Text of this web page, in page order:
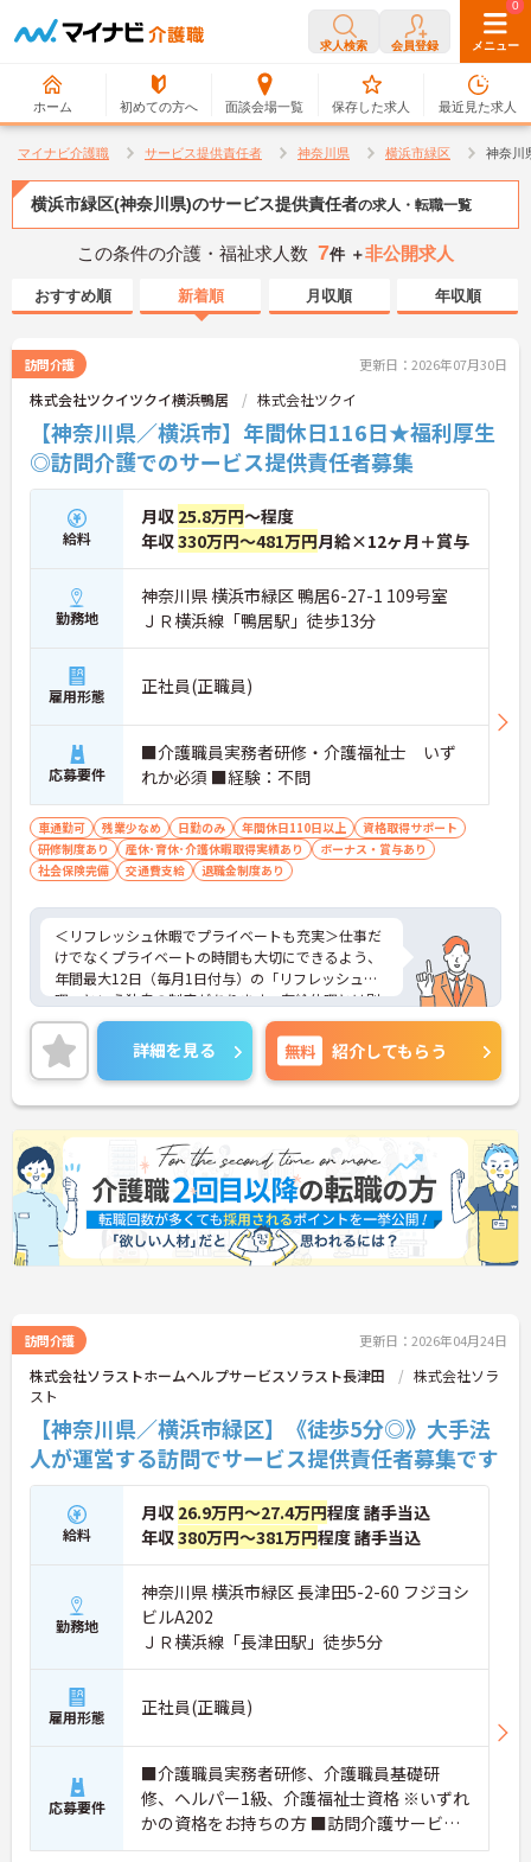
求人検索 会員登録 メニュー
ホーム 初めての方へ 面談会場一覧
0
保存した求人
0
最近見た求人
マイナビ介護職 サービス提供責任者 神奈川県 横浜市緑区 神奈川
横浜市緑区(神奈川県)のサービス提供責任者の求人・転職一覧
この条件の介護・福祉求人数 7件 ＋非公開求人
おすすめ順 新着順 月収順 年収順
訪問介護 更新日：2026年07月30日
株式会社ツクイツクイ横浜鴨居 株式会社ツクイ
【神奈川県／横浜市】年間休日116日★福利厚生
◎訪問介護でのサービス提供責任者募集
給料
月収 25.8万円～程度
年収330万円～481万円月給×12ヶ月＋賞与
勤務地
神奈川県 横浜市緑区 鴨居6-27-1 109号室
ＪＲ横浜線「鴨居駅」徒歩13分
雇用形態 正社員(正職員)
応募要件
■介護職員実務者研修・介護福祉士 いず
れか必須 ■経験：不問
車通勤可 残業少なめ 日勤のみ 年間休日110日以上
資格取得サポート
研修制度あり
産休･育休･介護休暇取得実績あり
ボーナス・賞与あり
社会保険完備
交通費支給 退職金制度あり
＜リフレッシュ休暇でプライベートも充実＞仕事だ
けでなくプライベートの時間も大切にできるよう、
年間最大12日（毎月1日付与）の「リフレッシュ休
暇」という独自の制度があります。有給休暇とは別
に付与されるため、これらを組み合わせて連休を取
得し、旅行や趣味を楽しむスタッフも多くいます。
また、残業は月平均10時間程度と少なめで、夜勤も
ないため、生活リズムを整えやすく、無理なく長く
働き続けられる環境です。
＜専門性を磨ける！「あたりまえの生活」を支える
プロへ＞サービス提供責任者として、お客様が望む
生活を実現するためにケアプランを調整し、ヘルパ
ーへの指示や連携を行う重要なポジションです。業
務効率化のために業務用スマホの貸与もあり、スム
ーズに業務を行えます。お客様の「あたりまえの日
常生活」を支えるプロフェッショナルとしてスキル
詳細を見る 無料 紹介してもらう
訪問介護 更新日：2026年04月24日
株式会社ソラストホームヘルプサービスソラスト長津田
株式会社ソラ
スト
【神奈川県／横浜市緑区】《徒歩5分◎》大手法
人が運営する訪問でサービス提供責任者募集です
給料
月収 26.9万円～27.4万円程度 諸手当込
年収380万円～381万円程度 諸手当込
勤務地
神奈川県 横浜市緑区 長津田5-2-60 フジヨシ
ビルA202
ＪＲ横浜線「長津田駅」徒歩5分
雇用形態 正社員(正職員)
応募要件
■介護職員実務者研修、介護職員基礎研
修、ヘルパー1級、介護福祉士資格 ※いずれ
かの資格をお持ちの方 ■訪問介護サービス
のご経験がある方